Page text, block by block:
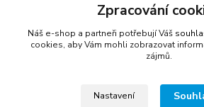
+420 723 725 881
(Po-Pá, 8-16 hod.)
Zpracování
Náš e-shop a partneři potřebují Váš
cookies, aby Vám mohli zobrazovat
zájmů.
Nastavení